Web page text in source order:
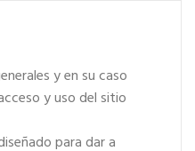
y en su caso
y uso del sitio
para dar a